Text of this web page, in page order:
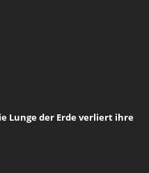
Lunge der Erde verliert ihre